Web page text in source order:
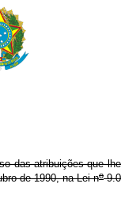
das atribuições que
de 1990, na Lei no